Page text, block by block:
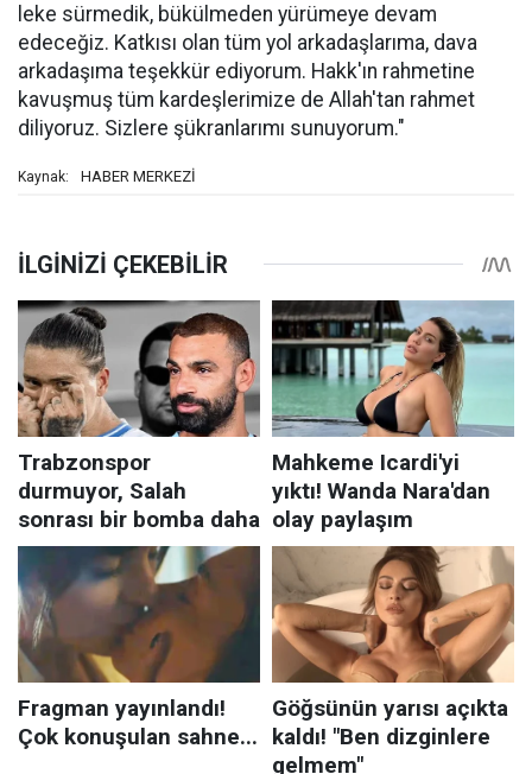
leke sürmedik, bükülmeden yürümeye devam
edeceğiz. Katkısı olan tüm yol arkadaşlarıma, dava
arkadaşıma teşekkür ediyorum. Hakk'ın rahmetine
kavuşmuş tüm kardeşlerimize de Allah'tan rahmet
diliyoruz. Sizlere şükranlarımı sunuyorum."
Kaynak: HABER MERKEZİ